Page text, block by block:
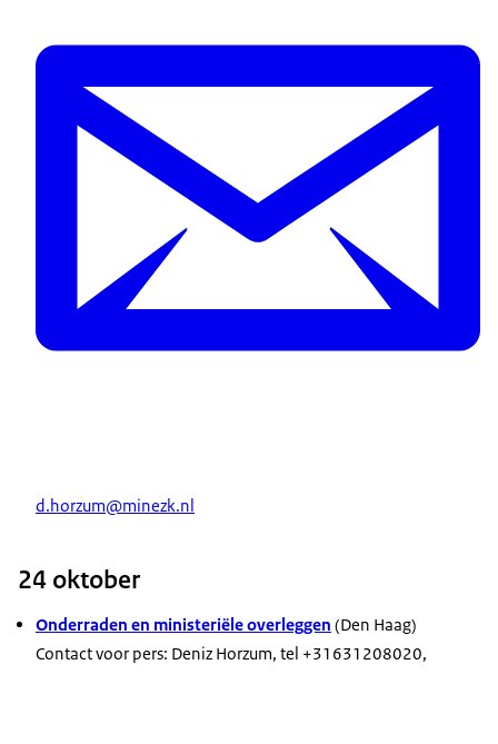
d.horzum@minezk.nl
24 oktober
Onderraden en ministeriële overleggen (Den Haag)
Contact voor pers: Deniz Horzum, tel +31631208020,